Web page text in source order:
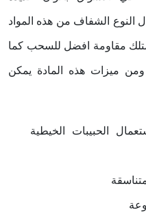
النوع الشفاف من هذه المواد
تمتلك مقاومة افضل للسحب كما
ميزات هذه المادة يمكن
الحبيبات الخيطية